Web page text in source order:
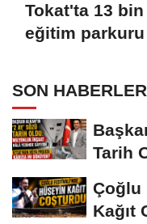
Tokat'ta 13
eğitim
SON HABERLER
Tarih
Çoğlu
Kağıt